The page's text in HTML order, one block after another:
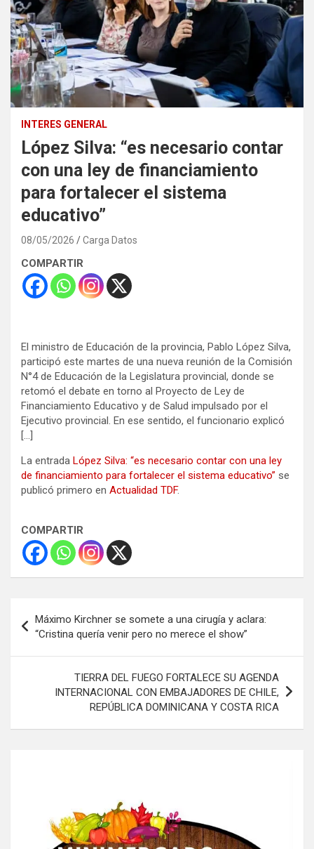
INTERES GENERAL
López Silva: “es necesario contar
con una ley de financiamiento
para fortalecer el sistema
educativo”
08/05/2026 Carga Datos
COMPARTIR
El ministro de Educación de la provincia, Pablo López Silva,
participó este martes de una nueva reunión de la Comisión
N°4 de Educación de la Legislatura provincial, donde se
retomó el debate en torno al Proyecto de Ley de
Financiamiento Educativo y de Salud impulsado por el
Ejecutivo provincial. En ese sentido, el funcionario explicó
[…]
La entrada López Silva: “es necesario contar con una ley
de financiamiento para fortalecer el sistema educativo” se
publicó primero en Actualidad TDF.
COMPARTIR
de
entradas
Máximo Kirchner se somete a una cirugía y aclara:
“Cristina quería venir pero no merece el show”
TIERRA DEL FUEGO FORTALECE SU AGENDA
INTERNACIONAL CON EMBAJADORES DE CHILE,
REPÚBLICA DOMINICANA Y COSTA RICA